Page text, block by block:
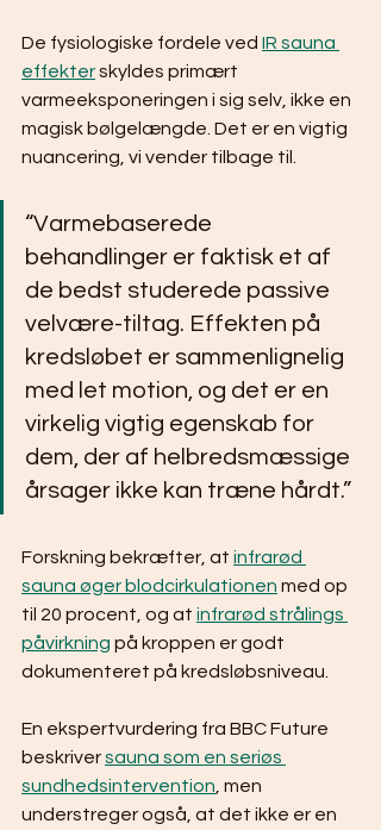
De fysiologiske fordele ved IR sauna
effekter skyldes primært
varmeeksponeringen i sig selv, ikke en
magisk bølgelængde. Det er en vigtig
nuancering, vi vender tilbage til.
“Varmebaserede
behandlinger er faktisk et af
de bedst studerede passive
velvære-tiltag. Effekten på
kredsløbet er sammenlignelig
med let motion, og det er en
virkelig vigtig egenskab for
dem, der af helbredsmæssige
årsager ikke kan træne hårdt.”
Forskning bekræfter, at infrarød
sauna øger blodcirkulationen med op
til 20 procent, og at infrarød strålings
påvirkning på kroppen er godt
dokumenteret på kredsløbsniveau.
En ekspertvurdering fra BBC Future
beskriver sauna som en seriøs
sundhedsintervention , men
understreger også, at det ikke er en